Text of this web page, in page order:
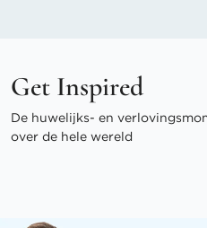
Get Inspired
De huwelijks- en
over de hele wereld